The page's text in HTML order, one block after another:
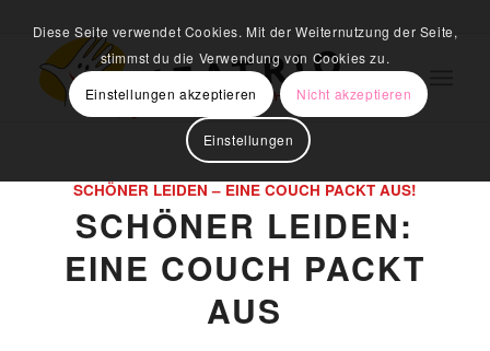
SCHÖNER LEIDEN – EINE COUCH PACKT AUS!
SCHÖNER LEIDEN:
EINE COUCH PACKT
AUS
Diese Seite verwendet Cookies. Mit der Weiternutzung der Seite,
stimmst du die Verwendung von Cookies zu.
Einstellungen akzeptieren
Nicht akzeptieren
Einstellungen